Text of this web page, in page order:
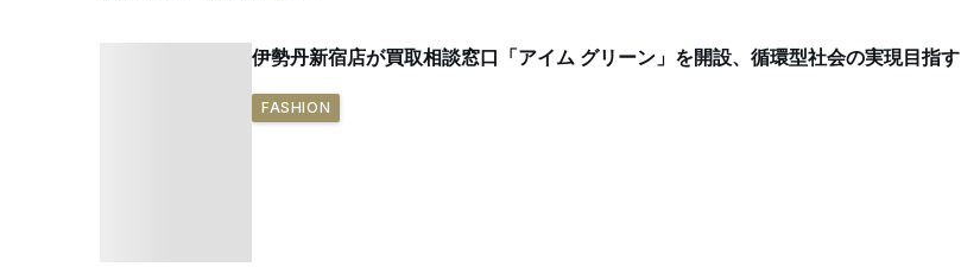
伊勢丹新宿店が買取相談窓口「アイム グリーン」を開設、循環型社会の実現目指す
FASHION